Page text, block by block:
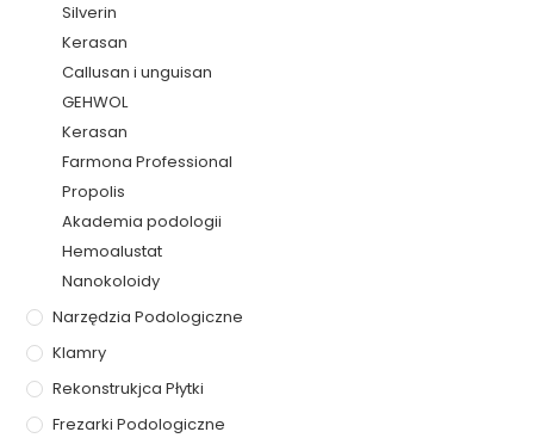
Silverin
Kerasan
Callusan i unguisan
GEHWOL
Kerasan
Farmona Professional
Propolis
Akademia podologii
Hemoalustat
Nanokoloidy
Narzędzia Podologiczne
Klamry
Rekonstrukjca Płytki
Frezarki Podologiczne